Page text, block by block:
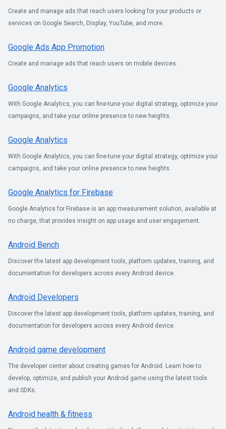
Create and manage ads that reach users looking for your products or
services on Google Search, Display, YouTube, and more.
Google Ads App Promotion
Create and manage ads that reach users on mobile devices.
Google Analytics
With Google Analytics, you can fine-tune your digital strategy, optimize your
campaigns, and take your online presence to new heights.
Google Analytics
With Google Analytics, you can fine-tune your digital strategy, optimize your
campaigns, and take your online presence to new heights.
Google Analytics for Firebase
Google Analytics for Firebase is an app measurement solution, available at
no charge, that provides insight on app usage and user engagement.
Android Bench
Discover the latest app development tools, platform updates, training, and
documentation for developers across every Android device.
Android Developers
Discover the latest app development tools, platform updates, training, and
documentation for developers across every Android device.
Android game development
The developer center about creating games for Android. Learn how to
develop, optimize, and publish your Android game using the latest tools
and SDKs.
Android health & fitness